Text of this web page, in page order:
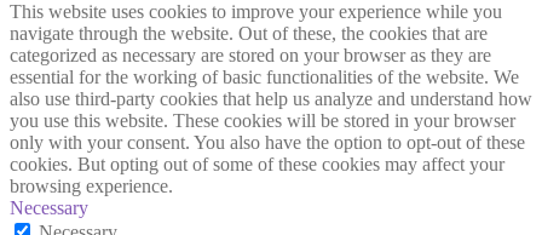
This website uses cookies to improve your experience while you
navigate through the website. Out of these, the cookies that are
categorized as necessary are stored on your browser as they are
essential for the working of basic functionalities of the website. We
also use third-party cookies that help us analyze and understand how
you use this website. These cookies will be stored in your browser
only with your consent. You also have the option to opt-out of these
cookies. But opting out of some of these cookies may affect your
browsing experience.
Necessary